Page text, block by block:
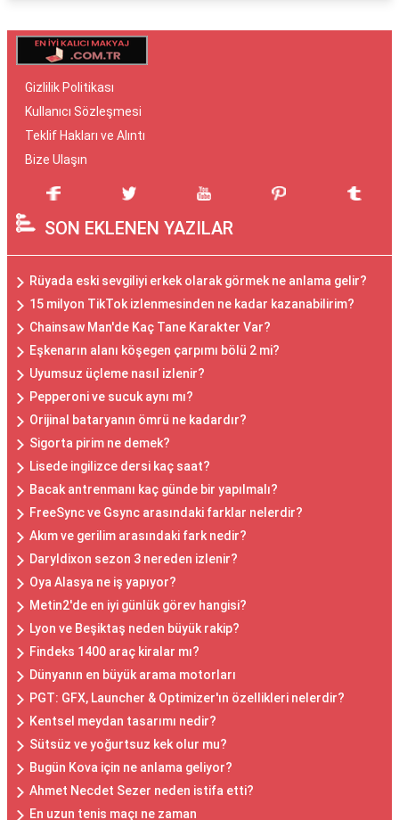
Gizlilik Politikası
Kullanıcı Sözleşmesi
Teklif Hakları ve Alıntı
Bize Ulaşın
SON EKLENEN YAZILAR
Rüyada eski sevgiliyi erkek olarak görmek ne anlama gelir?
15 milyon TikTok izlenmesinden ne kadar kazanabilirim?
Chainsaw Man'de Kaç Tane Karakter Var?
Eşkenarın alanı köşegen çarpımı bölü 2 mi?
Uyumsuz üçleme nasıl izlenir?
Pepperoni ve sucuk aynı mı?
Orijinal bataryanın ömrü ne kadardır?
Sigorta pirim ne demek?
Lisede ingilizce dersi kaç saat?
Bacak antrenmanı kaç günde bir yapılmalı?
FreeSync ve Gsync arasındaki farklar nelerdir?
Akım ve gerilim arasındaki fark nedir?
Daryldixon sezon 3 nereden izlenir?
Oya Alasya ne iş yapıyor?
Metin2'de en iyi günlük görev hangisi?
Lyon ve Beşiktaş neden büyük rakip?
Findeks 1400 araç kiralar mı?
Dünyanın en büyük arama motorları
PGT: GFX, Launcher & Optimizer'ın özellikleri nelerdir?
Kentsel meydan tasarımı nedir?
Sütsüz ve yoğurtsuz kek olur mu?
Bugün Kova için ne anlama geliyor?
Ahmet Necdet Sezer neden istifa etti?
En uzun tenis maçı ne zaman